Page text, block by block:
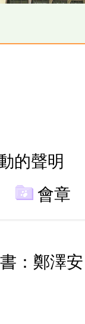
的聲明
會章
：鄭澤安